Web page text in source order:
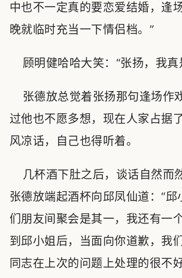
中也不一定真的要恋爱结婚，逢
晚就临时充当一下情侣档。”
顾明健哈哈大笑：“张扬，我真
张德放总觉着张扬那句逢场作
过他也不愿多想，现在人家占据
风凉话，自己也得听着。
几杯酒下肚之后，谈话自然而
张德放端起酒杯向邱凤仙道：“邱
们朋友间聚会是其一，我还有一
到邱小姐后，当面向你道歉，我
同志在上次的问题上处理的很不